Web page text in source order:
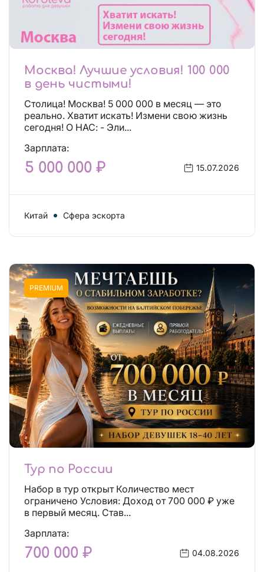
Москва! Лучшие условия! 100 000
в день чистыми!
Столица! Москва! 5 000 000 в месяц — это
реально. Хватит искать! Измени свою жизнь
сегодня! О НАС: - Эли...
Зарплата:
5 000 000 ₽ 15.07.2026
Китай Сфера эскорта
PREMIUM
Тур по России
Набор в тур открыт Количество мест
ограничено Условия: Доход от 700 000 ₽ уже
в первый месяц. Став...
Зарплата:
700 000 ₽ 04.08.2026